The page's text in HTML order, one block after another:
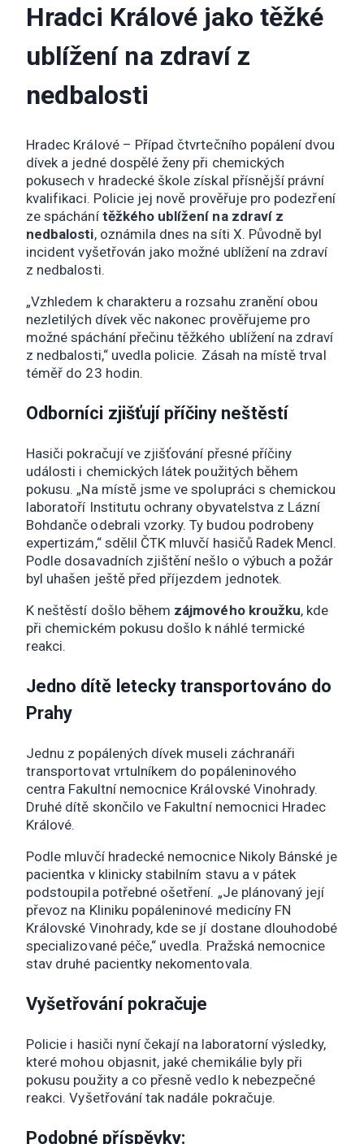
Hradci Králové jako těžké
ublížení na zdraví z
nedbalosti
Hradec Králové – Případ čtvrtečního popálení dvou
dívek a jedné dospělé ženy při chemických
pokusech v hradecké škole získal přísnější právní
kvalifikaci. Policie jej nově prověřuje pro podezření
ze spáchání těžkého ublížení na zdraví z
nedbalosti, oznámila dnes na síti X. Původně byl
incident vyšetřován jako možné ublížení na zdraví
z nedbalosti.
„Vzhledem k charakteru a rozsahu zranění obou
nezletilých dívek věc nakonec prověřujeme pro
možné spáchání přečinu těžkého ublížení na zdraví
z nedbalosti,“ uvedla policie. Zásah na místě trval
téměř do 23 hodin.
Odborníci zjišťují příčiny neštěstí
Hasiči pokračují ve zjišťování přesné příčiny
události i chemických látek použitých během
pokusu. „Na místě jsme ve spolupráci s chemickou
laboratoří Institutu ochrany obyvatelstva z Lázní
Bohdanče odebrali vzorky. Ty budou podrobeny
expertizám,“ sdělil ČTK mluvčí hasičů Radek Mencl.
Podle dosavadních zjištění nešlo o výbuch a požár
byl uhašen ještě před příjezdem jednotek.
K neštěstí došlo během zájmového kroužku, kde
při chemickém pokusu došlo k náhlé termické
reakci.
Jedno dítě letecky transportováno do
Prahy
Jednu z popálených dívek museli záchranáři
transportovat vrtulníkem do popáleninového
centra Fakultní nemocnice Královské Vinohrady.
Druhé dítě skončilo ve Fakultní nemocnici Hradec
Králové.
Podle mluvčí hradecké nemocnice Nikoly Bánské je
pacientka v klinicky stabilním stavu a v pátek
podstoupila potřebné ošetření. „Je plánovaný její
převoz na Kliniku popáleninové medicíny FN
Královské Vinohrady, kde se jí dostane dlouhodobé
specializované péče,“ uvedla. Pražská nemocnice
stav druhé pacientky nekomentovala.
Vyšetřování pokračuje
Policie i hasiči nyní čekají na laboratorní výsledky,
které mohou objasnit, jaké chemikálie byly při
pokusu použity a co přesně vedlo k nebezpečné
reakci. Vyšetřování tak nadále pokračuje.
Podobné příspěvky: